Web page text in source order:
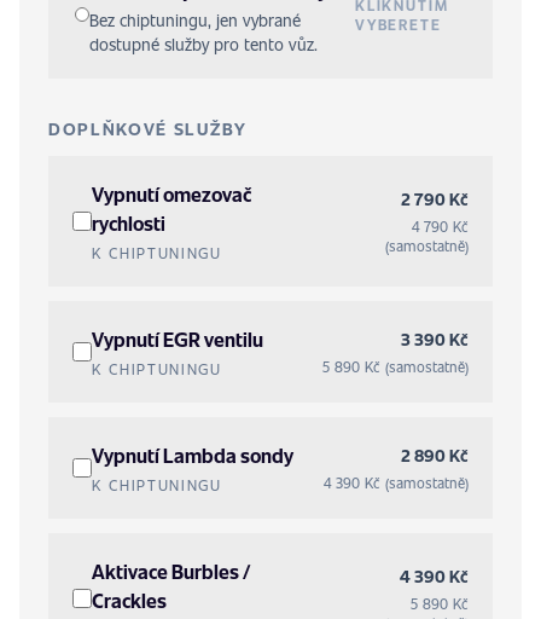
Bez chiptuningu, jen vybrané
dostupné služby pro tento vůz.
KLIKNUTÍM
VYBERETE
DOPLŇKOVÉ SLUŽBY
Vypnutí omezovač
rychlosti
K CHIPTUNINGU
2 790 Kč
4 790 Kč
(samostatně)
Vypnutí EGR ventilu
K CHIPTUNINGU
3 390 Kč
5 890 Kč (samostatně)
Vypnutí Lambda sondy
K CHIPTUNINGU
2 890 Kč
4 390 Kč (samostatně)
Aktivace Burbles /
Crackles
4 390 Kč
5 890 Kč